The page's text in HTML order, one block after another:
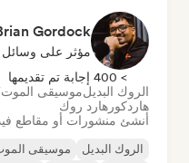
Gordock
مؤثر على وسائل
> 400 إجابة تم تقديمها
الروك البديلموسيقى
هاردكور هارد روك
أنشئ منشورات أو مقاطع
الروك البديل موسيقى